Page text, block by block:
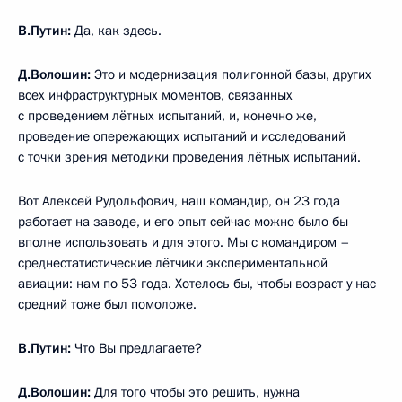
В.Путин: Да, как здесь.
Д.Волошин: Это и модернизация полигонной базы, других
всех инфраструктурных моментов, связанных
с проведением лётных испытаний, и, конечно же,
проведение опережающих испытаний и исследований
с точки зрения методики проведения лётных испытаний.
Вот Алексей Рудольфович, наш командир, он 23 года
работает на заводе, и его опыт сейчас можно было бы
вполне использовать и для этого. Мы с командиром –
среднестатистические лётчики экспериментальной
авиации: нам по 53 года. Хотелось бы, чтобы возраст у нас
средний тоже был помоложе.
В.Путин: Что Вы предлагаете?
Д.Волошин: Для того чтобы это решить, нужна